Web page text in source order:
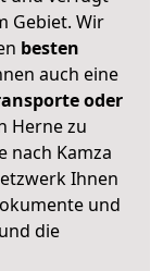
Gebiet. Wir
besten
auch eine
oder
Herne zu
nach Kamza
Ihnen
und
die